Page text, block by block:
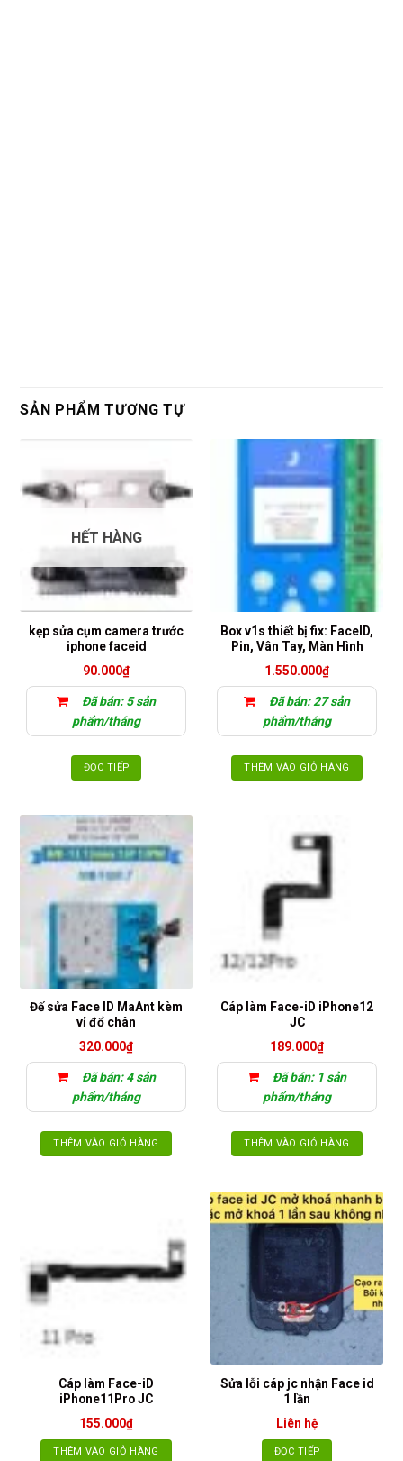
SẢN PHẨM TƯƠNG TỰ
HẾT HÀNG
kẹp sửa cụm camera trước
iphone faceid
90.000₫
Đã bán: 5 sản
phẩm/tháng
ĐỌC TIẾP
Box v1s thiết bị fix: FaceID,
Pin, Vân Tay, Màn Hình
1.550.000₫
Đã bán: 27 sản
phẩm/tháng
THÊM VÀO GIỎ HÀNG
Đế sửa Face ID MaAnt kèm
vỉ đổ chân
320.000₫
Đã bán: 4 sản
phẩm/tháng
THÊM VÀO GIỎ HÀNG
Cáp làm Face-iD iPhone12
JC
189.000₫
Đã bán: 1 sản
phẩm/tháng
THÊM VÀO GIỎ HÀNG
Cáp làm Face-iD
iPhone11Pro JC
155.000₫
THÊM VÀO GIỎ HÀNG
Sửa lỗi cáp jc nhận Face id
1 lần
Liên hệ
ĐỌC TIẾP